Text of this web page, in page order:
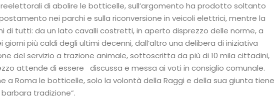
di abolire le botticelle, sull’argomento ha prodotto soltanto
nei parchi e sulla riconversione in veicoli elettrici, mentre la
di tutti: da un lato cavalli costretti, in aperto disprezzo delle norme, a
più caldi degli ultimi decenni, dall’altro una delibera di iniziativa
del servizio a trazione animale, sottoscritta da più di 10 mila cittadini,
attende di essere discussa e messa ai voti in consiglio comunale.
a Roma le botticelle, solo la volontà della Raggi e della sua giunta tiene
tradizione”.